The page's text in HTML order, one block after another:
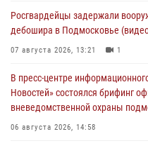
Росгвардейцы задержали
дебошира в Подмосковье
07 августа 2026, 13:21 1
В пресс-центре
Новостей» состоялся брифинг
вневедомственной охраны
06 августа 2026, 14:58